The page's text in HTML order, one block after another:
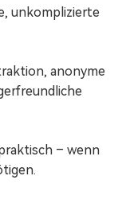
unkomplizierte
anonyme
– wenn